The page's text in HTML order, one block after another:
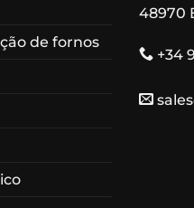
de fornos
48970
+34